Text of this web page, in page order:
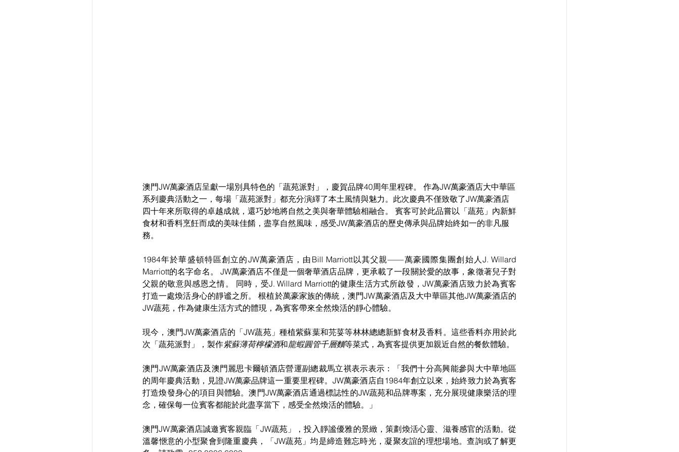
澳門JW萬豪酒店呈獻一場別具特色的「蔬苑派對」，慶賀品牌40周年里程碑。 作為JW萬豪酒店大中華區
系列慶典活動之一，每場「蔬苑派對」都充分演繹了本土風情與魅力。此次慶典不僅致敬了JW萬豪酒店
四十年來所取得的卓越成就，還巧妙地將自然之美與奢華體驗相融合。 賓客可於此品嘗以「蔬苑」內新鮮
食材和香料烹飪而成的美味佳餚，盡享自然風味，感受JW萬豪酒店的歷史傳承與品牌始終如一的非凡服
務。
1984年於華盛頓特區創立的JW萬豪酒店，由Bill Marriott以其父親——萬豪國際集團創始人J. Willard
Marriott的名字命名。 JW萬豪酒店不僅是一個奢華酒店品牌，更承載了一段關於愛的故事，象徵著兒子對
父親的敬意與感恩之情。 同時，受J. Willard Marriott的健康生活方式所啟發，JW萬豪酒店致力於為賓客
打造一處煥活身心的靜谧之所。 根植於萬豪家族的傳統，澳門JW萬豪酒店及大中華區其他JW萬豪酒店的
JW蔬苑，作為健康生活方式的體現，為賓客帶來全然煥活的靜心體驗。
現今，澳門JW萬豪酒店的「JW蔬苑」種植紫蘇葉和芫荽等林林總總新鮮食材及香料。這些香料亦用於此
次「蔬苑派對」，製作紫蘇薄荷檸檬酒和龍蝦圓管千層麵等菜式，為賓客提供更加親近自然的餐飲體驗。
澳門JW萬豪酒店及澳門麗思卡爾頓酒店營運副總裁馬立祺表示表示：「我們十分高興能參與大中華地區
的周年慶典活動，見證JW萬豪品牌這一重要里程碑。JW萬豪酒店自1984年創立以來，始終致力於為賓客
打造煥發身心的項目與體驗。澳門JW萬豪酒店通過標誌性的JW蔬苑和品牌專案，充分展現健康樂活的理
念，確保每一位賓客都能於此盡享當下，感受全然煥活的體驗。」
澳門JW萬豪酒店誠邀賓客親臨「JW蔬苑」，投入靜謐優雅的景緻，策劃煥活心靈、滋養感官的活動。從
溫馨愜意的小型聚會到隆重慶典，「JW蔬苑」均是締造難忘時光，凝聚友誼的理想場地。查詢或了解更